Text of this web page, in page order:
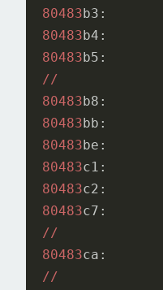
80483b3:
80483b4:
80483b5:
//
80483b8:
80483bb:
80483be:
80483c1:
80483c2:
80483c7:
//
80483ca:
//